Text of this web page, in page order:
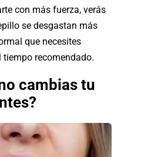
con más fuerza, verás
se desgastan más
que necesites
tiempo recomendado.
cambias tu